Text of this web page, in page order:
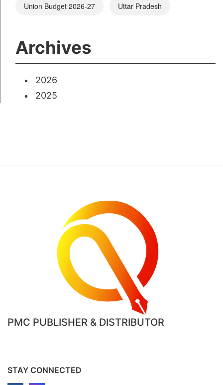
Union Budget 2026-27 Uttar Pradesh
Archives
2026
2025
PMC PUBLISHER & DISTRIBUTOR
STAY CONNECTED